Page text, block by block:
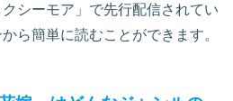
シーモア」で先行配信されてい
ら簡単に読むことができます。